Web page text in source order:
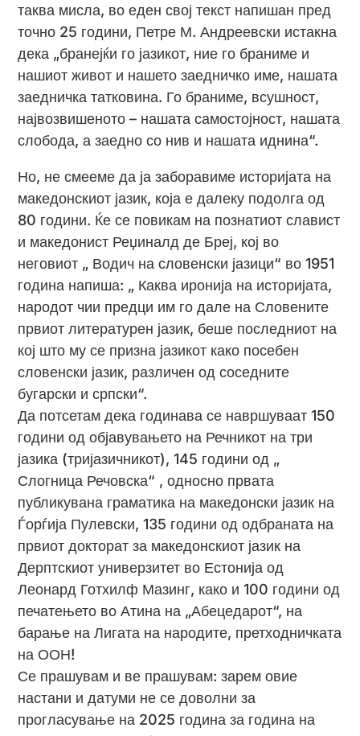
таква мисла, во еден свој текст напишан пред
точно 25 години, Петре М. Андреевски истакна
дека „бранејќи го јазикот, ние го браниме и
нашиот живот и нашето заедничко име, нашата
заедничка татковина. Го браниме, всушност,
највозвишеното – нашата самостојност, нашата
слобода, а заедно со нив и нашата иднина“.
Но, не смееме да ја заборавиме историјата на
македонскиот јазик, која е далеку подолга од
80 години. Ќе се повикам на познатиот славист
и македонист Реџиналд де Бреј, кој во
неговиот „ Водич на словенски јазици“ во 1951
година напиша: „ Каква иронија на историјата,
народот чии предци им го дале на Словените
првиот литературен јазик, беше последниот на
кој што му се призна јазикот како посебен
словенски јазик, различен од соседните
бугарски и српски“.
Да потсетам дека годинава се навршуваат 150
години од објавувањето на Речникот на три
јазика (тријазичникот), 145 години од „
Слогница Речовска“ , односно првата
публикувана граматика на македонски јазик на
Ѓорѓија Пулевски, 135 години од одбраната на
првиот докторат за македонскиот јазик на
Дерптскиот универзитет во Естонија од
Леонард Готхилф Мазинг, како и 100 години од
печатењето во Атина на „Абецедарот“, на
барање на Лигата на народите, претходничката
на ООН!
Се прашувам и ве прашувам: зарем овие
настани и датуми не се доволни за
прогласување на 2025 година за година на